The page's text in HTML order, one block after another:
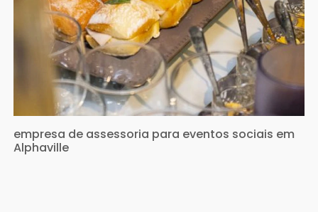
empresa de assessoria para eventos sociais em
Alphaville